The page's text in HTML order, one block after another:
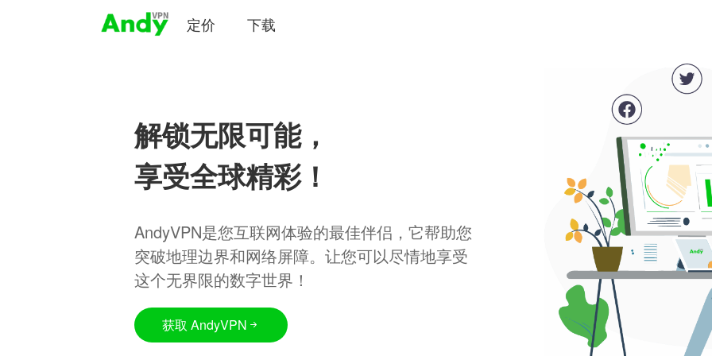
定价 下载
解锁无限可能，
享受全球精彩！
AndyVPN是您互联网体验的最佳伴侣，它帮助您
突破地理边界和网络屏障。让您可以尽情地享受
这个无界限的数字世界！
获取 AndyVPN